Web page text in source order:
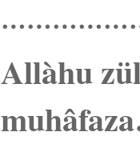
Allàhu